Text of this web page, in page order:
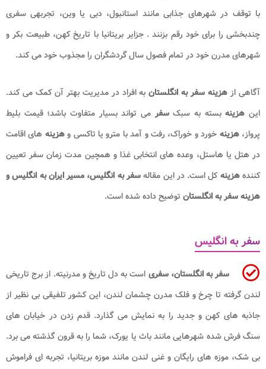
با توقف در شهرهای جذابی مانند استانبول، دبی یا وین، تجربهی سفری
چندبخشی را برای خود رقم بزنند . جزایر بریتانیا با تاریخ کهن، طبیعت بکر و
شهرهای مدرن خود در تمام فصول سال گردشگران را مجذوب خود می کند.
آگاهی از هزینه سفر به انگلستانبه افراد در مدیریت بهتر آن کمک می کند.
این هزینهبسته به سبکسفر می تواند بسیار متفاوت باشد؛ قیمت بلیط
پرواز،هزینه خورد و خوراک، رفت و آمد با مترو یا تاکسی وهزینه های اقامت
در هتل یا هاستل، وعده های انتخابی غذا و همچین مدت زمان سفر تعیین
کنندههزینهکل است. در این مقالهسفر به انگلیس، مسیر ایران به انگلیس و
هزینه سفر به انگلستان توضیح داده شده است.
سفر به انگلیس
سفر به انگلستان، سفری است به دل تاریخ و مدرنیته. از برج تاریخی
لندن گرفته تا چرخ و فلک مدرن چشمان لندن، این کشور تلفیقی بی نظیر از
جاذبه های کهن و جدید را به نمایش می گذارد. قدم زدن در خیابان های
سنگ فرش شده شهرهایی مانند باث یا یورک، شما را به قرون گذشته می برد.
بی شک، موزه های رایگان و غنی لندن مانند موزه بریتانیا، تجربه ای فراموش